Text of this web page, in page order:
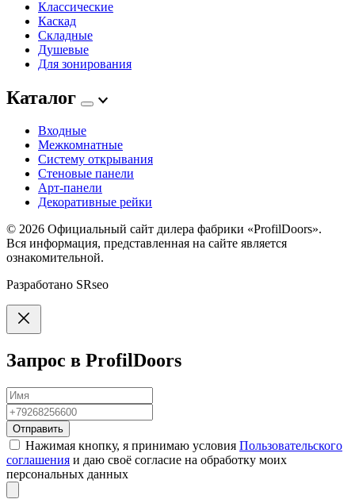
Классические
Каскад
Складные
Душевые
Для зонирования
Каталог
Входные
Межкомнатные
Систему открывания
Стеновые панели
Арт-панели
Декоративные рейки
© 2026 Официальный сайт дилера фабрики «ProfilDoors».
Вся информация, представленная на сайте является
ознакомительной.
Разработано SRseo
Запрос в ProfilDoors
Отправить
Нажимая кнопку, я принимаю условия Пользовательского
соглашения и даю своё согласие на обработку моих
персональных данных